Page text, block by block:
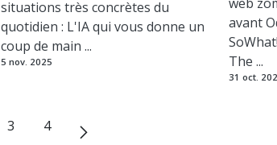
situations très concrètes du
quotidien : L'IA qui vous donne un
coup de main ...
5 nov. 2025
avant
The ...
31 oct.
3 4